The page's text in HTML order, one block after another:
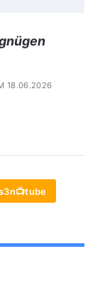
18.06.2026